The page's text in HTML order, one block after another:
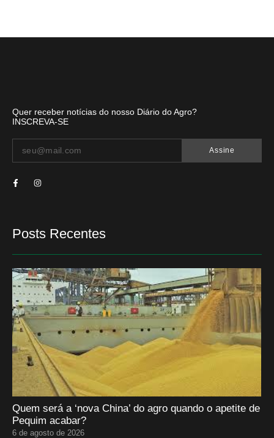
Quer receber notícias do nosso Diário do Agro?
INSCREVA-SE
Assine
Posts Recentes
Quem será a ‘nova China’ do agro quando o apetite de
Pequim acabar?
6 de agosto de 2026